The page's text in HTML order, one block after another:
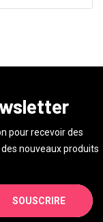
pour recevoir des
nouveaux produits
SOUSCRIRE